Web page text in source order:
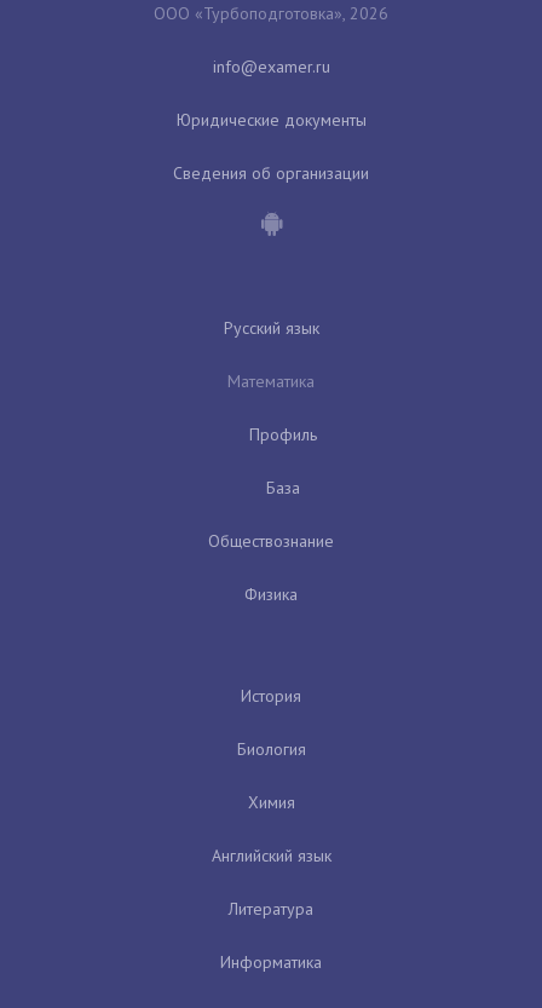
ООО «Турбоподготовка», 2026
Юридические документы
Сведения об организации
Русский язык
Математика
Профиль
База
Обществознание
Физика
История
Биология
Химия
Английский язык
Литература
Информатика